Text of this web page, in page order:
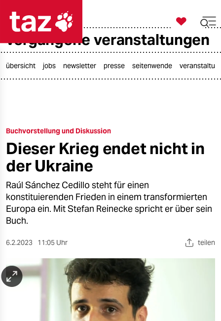
taz zahl ich
öko
gesellschaft
kultur
sport
berlin
nord
wahrheit
verlag

taz zahl ich
vergangene veranstaltungen
übersicht jobs newsletter presse seitenwende
Buchvorstellung und Diskussion
Dieser Krieg endet nicht in
der Ukraine
Raúl Sánchez Cedillo steht für einen
konstituierenden Frieden in einem transformierten
Europa ein. Mit Stefan Reinecke spricht er über sein
Buch.
6.2.2023 11:05 Uhr teilen